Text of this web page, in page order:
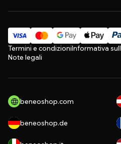
Termini e condizioniInformativa
Note legali
beneoshop.com
beneoshop.de